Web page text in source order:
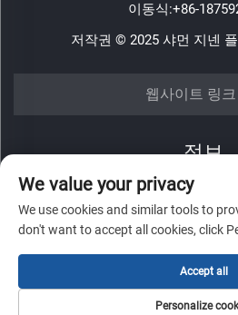
이동식:+86-
저작권 © 2025 샤먼 지넨
웹사이트 링크
https://
https://
https://
https://
정보
주간 뉴스레터를 받으려
제출
We value your privacy
We use cookies and similar tools to
don't want to accept all cookies, click
Personalize
Accept all